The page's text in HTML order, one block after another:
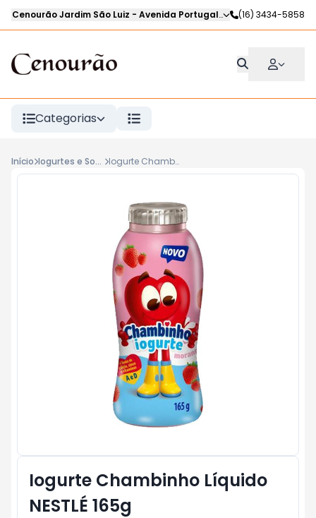
Cenourão Jardim São Luiz - Avenida Portugal, Ribeirão Preto-SP
(16) 3434-5858
Categorias
Início Iogurtes e Sobremesas Lácteas Iogurte Chambinho Líquido NESTLÉ 165g
Iogurte Chambinho Líquido
NESTLÉ 165g